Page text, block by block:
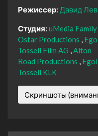
Режиссер: Давид
Студия: uMedia Family
Ostar Productions
Tossell Film AG
Alton
Road Productions
Tossell KLK
Скриншоты